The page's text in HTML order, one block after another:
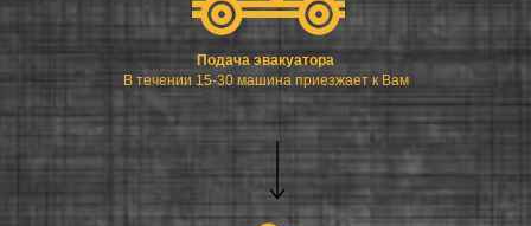
Подача эвакуатора
В течении 15-30 машина приезжает к Вам